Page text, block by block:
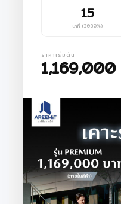
15
นาที (3080%)
ราคาเริ่มต้น
1,169,000